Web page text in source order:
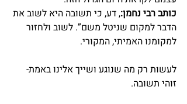
כותב רבי נחמן:, דע, כי תשובה היא לשוב את
הדבר למקום שניטל משם”. לשוב ולחזור
למקומנו האמיתי, המקורי.
לעשות רק מה שנוגע ושייך אלינו באמת-
זוהי תשובה.